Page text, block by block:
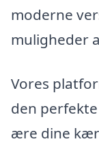
moderne
muligheder
Vores
den
ære dine